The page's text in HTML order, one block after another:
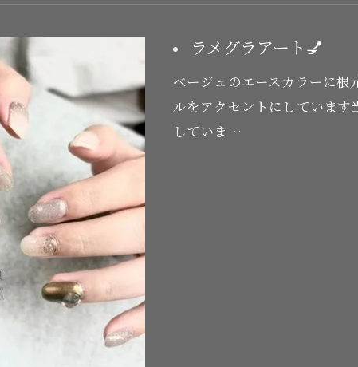
ラメグラアート💅
ベージュのエースカラーに
ルをアクセントにしていま
していま…